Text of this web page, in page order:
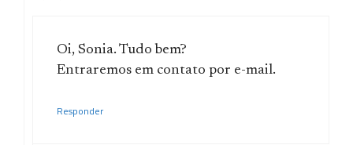
Oi, Sonia. Tudo bem?
Entraremos em contato por e-mail.
Responder